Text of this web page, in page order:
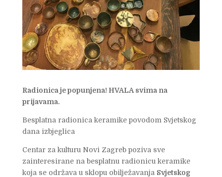
Radionica je popunjena! HVALA svima na
prijavama.
Besplatna radionica keramike povodom Svjetskog
dana izbjeglica
Centar za kulturu Novi Zagreb poziva sve
zainteresirane na besplatnu radionicu keramike
koja se održava u sklopu obilježavanja Svjetskog